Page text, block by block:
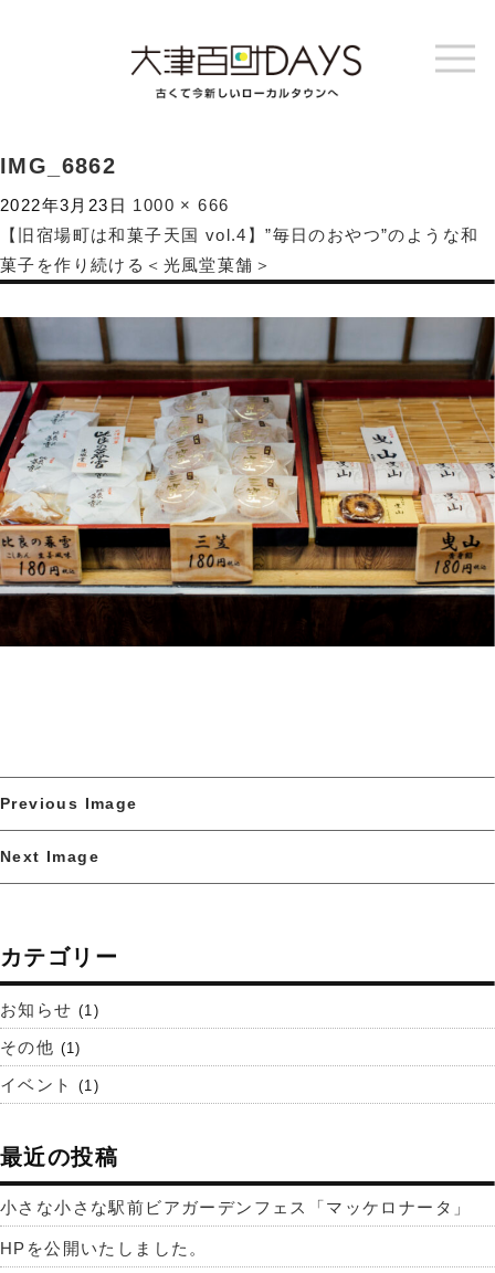
IMG_6862
2022年3月23日 1000 × 666
【旧宿場町は和菓子天国 vol.4】”毎日のおやつ”のような和
菓子を作り続ける＜光風堂菓舗＞
Previous Image
Next Image
カテゴリー
お知らせ (1)
その他 (1)
イベント (1)
最近の投稿
小さな小さな駅前ビアガーデンフェス「マッケロナータ」
HPを公開いたしました。